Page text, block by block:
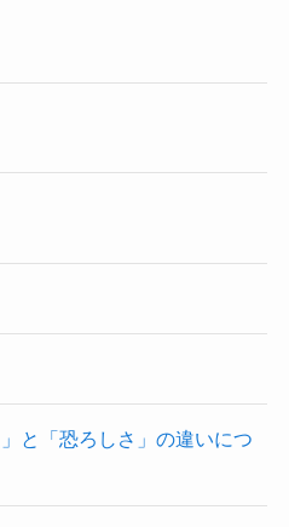
と「恐ろしさ」の違いにつ